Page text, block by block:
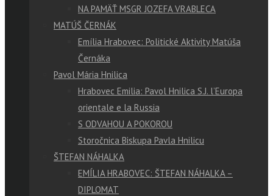
NA PAMÄŤ MSGR JOZEFA VRABLECA
MATÚŠ ČERNÁK
Emília Hrabovec: Politické Aktivity Matúša
Černáka
Pavol Mária Hnilica
Hrabovec Emilia: Pavol Hnilica S.J. l’Europa
orientale e la Russia
S ODVAHOU A POKOROU
Storočnica Biskupa Pavla Hnilicu
ŠTEFAN NÁHALKA
EMÍLIA HRABOVEC: ŠTEFAN NÁHALKA –
DIPLOMAT